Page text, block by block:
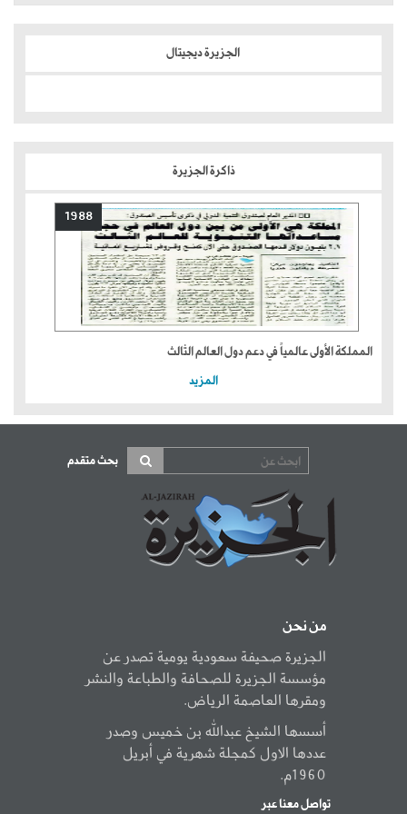
الجزيرة ديجيتال
ذاكرة الجزيرة
1988
المملكة الأولى عالمياً في دعم دول العالم الثالث
المزيد
بحث متقدم
من نحن
الجزيرة صحيفة سعودية يومية تصدر عن
مؤسسة الجزيرة للصحافة والطباعة والنشر
ومقرها العاصمة الرياض.
أسسها الشيخ عبدالله بن خميس وصدر
عددها الاول كمجلة شهرية في أبريل
1960م.
تواصل معنا عبر